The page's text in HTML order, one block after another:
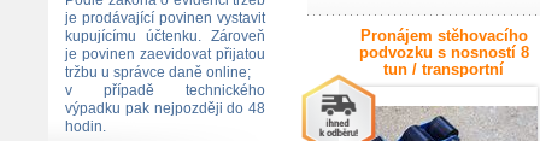
je prodávající povinen vystavit
kupujícímu účtenku. Zároveň
je povinen zaevidovat přijatou
tržbu u správce daně online;
v případě technického
výpadku pak nejpozději do 48
hodin.
Pronájem stěhovacího
podvozku s nosností 8
tun / transportní
podvozek